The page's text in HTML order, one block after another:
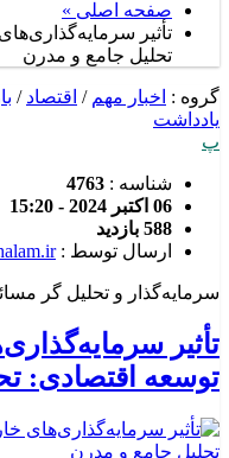
صفحه اصلی »
تأثیر
تحلیل جامع و مدرن
گروه : اخبار مهم / اقتصاد /
یادداشت
پ
شناسه : 4763
06 اکتبر 2024 - 15:20
588 بازدید
ارسال توسط :
سرمایه‌گذار و تحلیل گر
تأثیر
توسعه اقتصادی: